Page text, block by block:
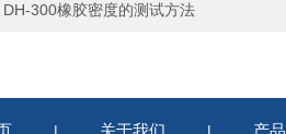
DH-300橡胶密度的测试方法
关于我们 产